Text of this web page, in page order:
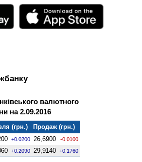
валютного
на 2.09.2016
(грн.)
Продаж (грн.)
+0.0200 26,6900 -0.0100
+0.2090 29,9140 +0.1760